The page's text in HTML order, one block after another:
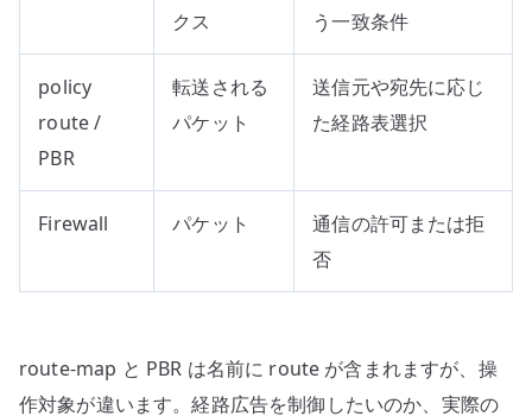
クス
う一致条件
policy
route /
PBR
転送される
パケット
送信元や宛先に応じ
た経路表選択
Firewall パケット
通信の許可または拒
否
route-map と PBR は名前に route が含まれますが、操
作対象が違います。経路広告を制御したいのか、実際の